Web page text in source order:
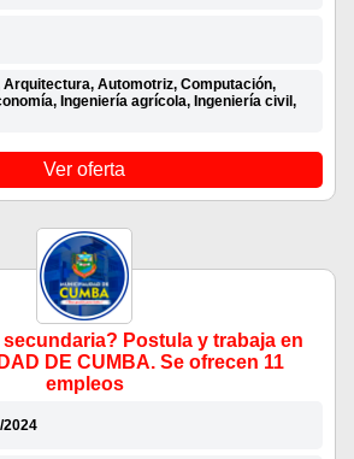
Automotriz, Computación,
Ingeniería agrícola, Ingeniería civil,
Ver oferta
Postula y trabaja en
DE CUMBA. Se ofrecen 11
empleos
2024